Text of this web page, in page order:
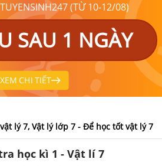
(TỪ 10-12/08)
SAU 1 NGÀY
XEM CHI TIẾT
lý 7, Vật lý lớp 7 - Để học tốt vật lý 7
học kì 1 - Vật lí 7